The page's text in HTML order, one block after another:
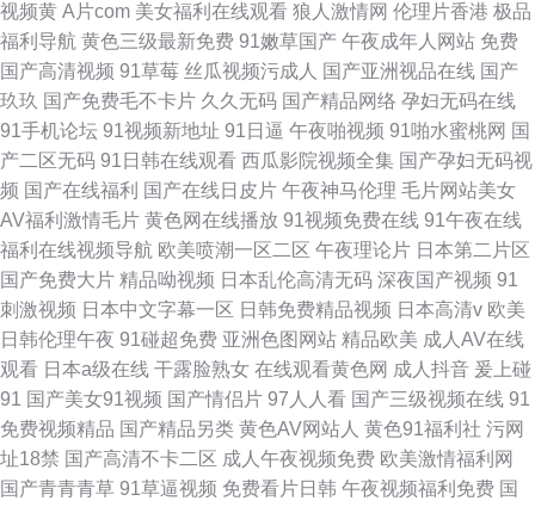
视频黄 A片com 美女福利在线观看 狼人激情网 伦理片香港 极品
福利导航 黄色三级最新免费 91嫩草国产 午夜成年人网站 免费
国产高清视频 91草莓 丝瓜视频污成人 国产亚洲视品在线 国产
玖玖 国产免费毛不卡片 久久无码 国产精品网络 孕妇无码在线
91手机论坛 91视频新地址 91日逼 午夜啪视频 91啪水蜜桃网 国
产二区无码 91日韩在线观看 西瓜影院视频全集 国产孕妇无码视
频 国产在线福利 国产在线日皮片 午夜神马伦理 毛片网站美女
AV福利激情毛片 黄色网在线播放 91视频免费在线 91午夜在线
福利在线视频导航 欧美喷潮一区二区 午夜理论片 日本第二片区
国产免费大片 精品呦视频 日本乱伦高清无码 深夜国产视频 91
刺激视频 日本中文字幕一区 日韩免费精品视频 日本高清v 欧美
日韩伦理午夜 91碰超免费 亚洲色图网站 精品欧美 成人AV在线
观看 日本a级在线 干露脸熟女 在线观看黄色网 成人抖音 爰上碰
91 国产美女91视频 国产情侣片 97人人看 国产三级视频在线 91
免费视频精品 国产精品另类 黄色AV网站人 黄色91福利社 污网
址18禁 国产高清不卡二区 成人午夜视频免费 欧美激情福利网
国产青青青草 91草逼视频 免费看片日韩 午夜视频福利免费 国